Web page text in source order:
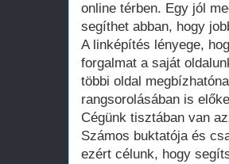
online térben. Egy jól
segíthet abban, hogy
A linképítés lényege,
forgalmat a saját
többi oldal
rangsorolásában is
Cégünk tisztában van
Számos buktatója és
ezért célunk, hogy